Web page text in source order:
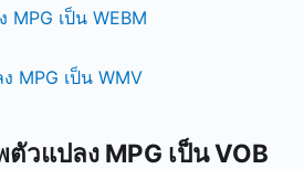
MPG เป็น WEBM
MPG เป็น WMV
แปลง MPG เป็น VOB